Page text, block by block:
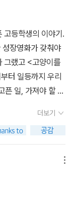
고등학생의 이야기.
장영화가 갖춰야
그랬고 <고양이를
터 일등까지 우리
픈 일, 가져야 할 무
있다.<천하장사 마
영화다.우선 류
름부원들, 엉성한
연기한 배우 역시
은, 누구도 혼자 튀
없이 서 있지 않고,
더보기